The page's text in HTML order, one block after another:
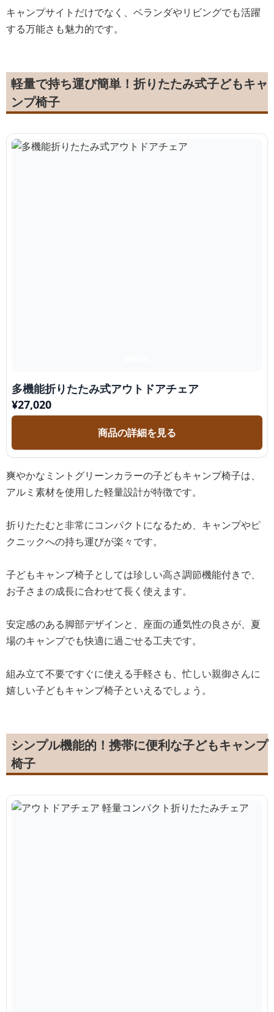
キャンプサイトだけでなく、ベランダやリビングでも活躍
する万能さも魅力的です。
軽量で持ち運び簡単！折りたたみ式子どもキャ
ンプ椅子
多機能折りたたみ式アウトドアチェア
¥27,020
商品の詳細を見る
爽やかなミントグリーンカラーの子どもキャンプ椅子は、
アルミ素材を使用した軽量設計が特徴です。
折りたたむと非常にコンパクトになるため、キャンプやピ
クニックへの持ち運びが楽々です。
子どもキャンプ椅子としては珍しい高さ調節機能付きで、
お子さまの成長に合わせて長く使えます。
安定感のある脚部デザインと、座面の通気性の良さが、夏
場のキャンプでも快適に過ごせる工夫です。
組み立て不要ですぐに使える手軽さも、忙しい親御さんに
嬉しい子どもキャンプ椅子といえるでしょう。
シンプル機能的！携帯に便利な子どもキャンプ
椅子